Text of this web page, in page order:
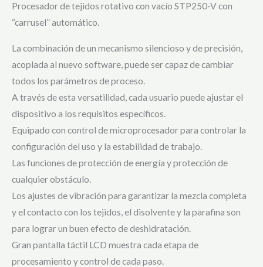
3.00
based
ratings
Procesador de tejidos rotativo con vacío STP250-V con
“carrusel” automático.
La combinación de un mecanismo silencioso y de precisión,
acoplada al nuevo software, puede ser capaz de cambiar
todos los parámetros de proceso.
A través de esta versatilidad, cada usuario puede ajustar el
dispositivo a los requisitos específicos.
Equipado con control de microprocesador para controlar la
configuración del uso y la estabilidad de trabajo.
Las funciones de protección de energía y protección de
cualquier obstáculo.
Los ajustes de vibración para garantizar la mezcla completa
y el contacto con los tejidos, el disolvente y la parafina son
para lograr un buen efecto de deshidratación.
Gran pantalla táctil LCD muestra cada etapa de
procesamiento y control de cada paso.